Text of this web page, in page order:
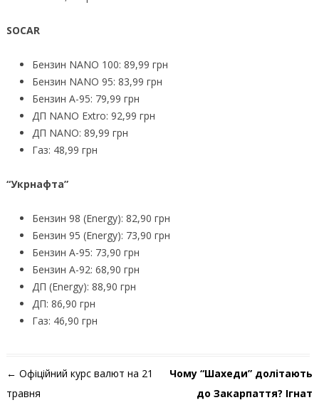
SOCAR
Бензин NANO 100: 89,99 грн
Бензин NANO 95: 83,99 грн
Бензин А-95: 79,99 грн
ДП NANO Extro: 92,99 грн
ДП NANO: 89,99 грн
Газ: 48,99 грн
“Укрнафта”
Бензин 98 (Energy): 82,90 грн
Бензин 95 (Energy): 73,90 грн
Бензин А-95: 73,90 грн
Бензин А-92: 68,90 грн
ДП (Energy): 88,90 грн
ДП: 86,90 грн
Газ: 46,90 грн
Навігація по запису
← Офіційний курс валют на 21
травня
Чому “Шахеди” долітають
до Закарпаття? Ігнат